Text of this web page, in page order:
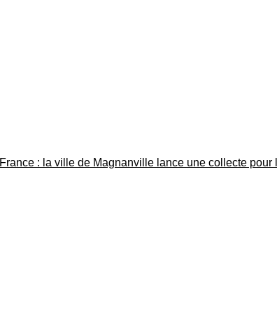
: la ville de Magnanville lance une collecte pour